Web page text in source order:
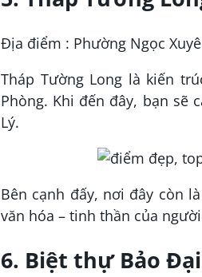
Địa điểm : Phường Ngọc
Tháp Tường Long là kiến
Phòng. Khi đến đây, bạn sẽ
Lý.
Bên cạnh đấy, nơi đây còn
văn hóa – tinh thần của
6. Biệt thự Bảo Đại